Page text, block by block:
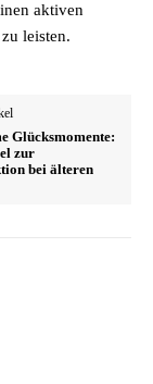
aktiven
leisten.
Glücksmomente:
zur
bei älteren